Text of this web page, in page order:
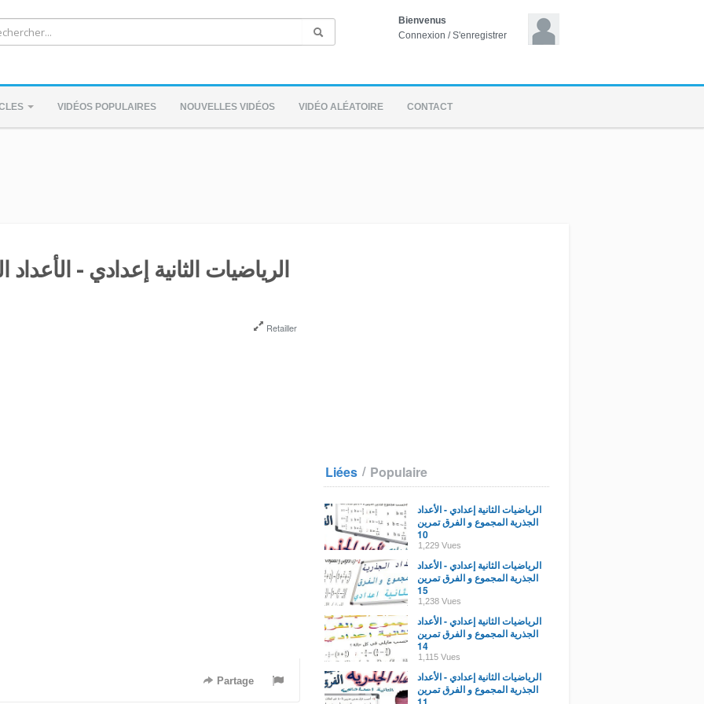
Bienvenus
Connexion /S'enregistrer
VIDÉOS POPULAIRES NOUVELLES VIDÉOS VIDÉO ALÉATOIRE CONTACT
الرياضيات الثانية إعدادي -
Retailler
Partage
Liées / Populaire
الرياضيات الثانية إعدادي - الأعداد
الجذرية المجموع و الفرق تمرين
10
1,229 Vues
الرياضيات الثانية إعدادي - الأعداد
الجذرية المجموع و الفرق تمرين
15
1,238 Vues
الرياضيات الثانية إعدادي - الأعداد
الجذرية المجموع و الفرق تمرين
14
1,115 Vues
الرياضيات الثانية إعدادي - الأعداد
الجذرية المجموع و الفرق تمرين